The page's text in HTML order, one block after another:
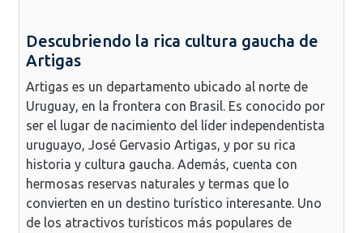
Descubriendo la rica cultura gaucha de
Artigas
Artigas es un departamento ubicado al norte de
Uruguay, en la frontera con Brasil. Es conocido por
ser el lugar de nacimiento del líder independentista
uruguayo, José Gervasio Artigas, y por su rica
historia y cultura gaucha. Además, cuenta con
hermosas reservas naturales y termas que lo
convierten en un destino turístico interesante. Uno
de los atractivos turísticos más populares de